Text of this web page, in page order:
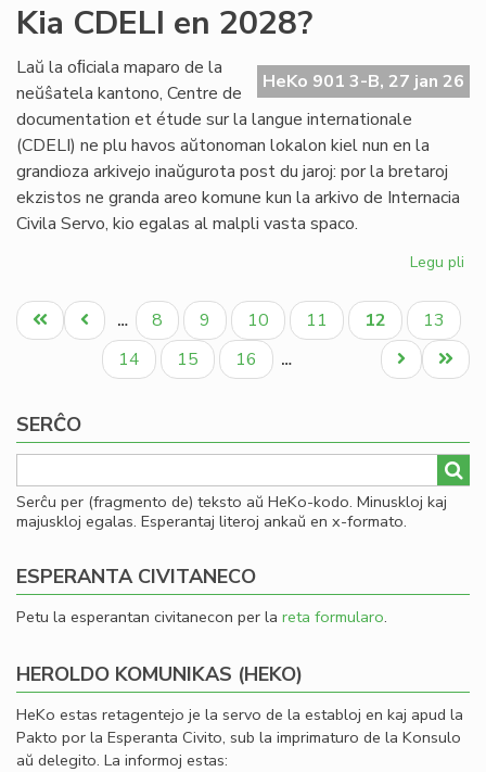
Kia CDELI en 2028?
HeKo 901 3-B, 27 jan 26
Laŭ la oﬁciala maparo de la
neŭŝatela kantono, Centre de
documentation et étude sur la langue internationale
(CDELI) ne plu havos aŭtonoman lokalon kiel nun en la
grandioza arkivejo inaŭgurota post du jaroj: por la bretaroj
ekzistos ne granda areo komune kun la arkivo de Internacia
Civila Servo, kio egalas al malpli vasta spaco.
Legu pli
Pagination
Unua
paĝo
Antaŭa
paĝo
… Paĝo
8 Paĝo
9 Paĝo
10 Paĝo
11
Aktuala
paĝo
12 Paĝo
13
Paĝo
14 Paĝo
15 Paĝo
16 …
Last
page
Next
page
SERĈO
Serĉu per (fragmento de) teksto aŭ HeKo-kodo. Minuskloj kaj
majuskloj egalas. Esperantaj literoj ankaŭ en x-formato.
ESPERANTA CIVITANECO
Petu la esperantan civitanecon per la reta formularo.
HEROLDO KOMUNIKAS (HEKO)
HeKo estas retagentejo je la servo de la establoj en kaj apud la
Pakto por la Esperanta Civito, sub la imprimaturo de la Konsulo
aŭ delegito. La informoj estas: